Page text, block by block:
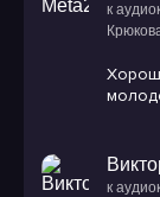
к
к